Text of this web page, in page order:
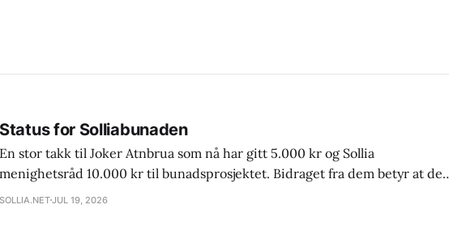
Status for Solliabunaden
En stor takk til Joker Atnbrua som nå har gitt 5.000 kr og Sollia
menighetsråd 10.000 kr til bunadsprosjektet. Bidraget fra dem betyr at det
bare mangler kr 12.500,- for å få satt i gang produksjon av stoff både til
SOLLIA.NETJUL 19, 2026